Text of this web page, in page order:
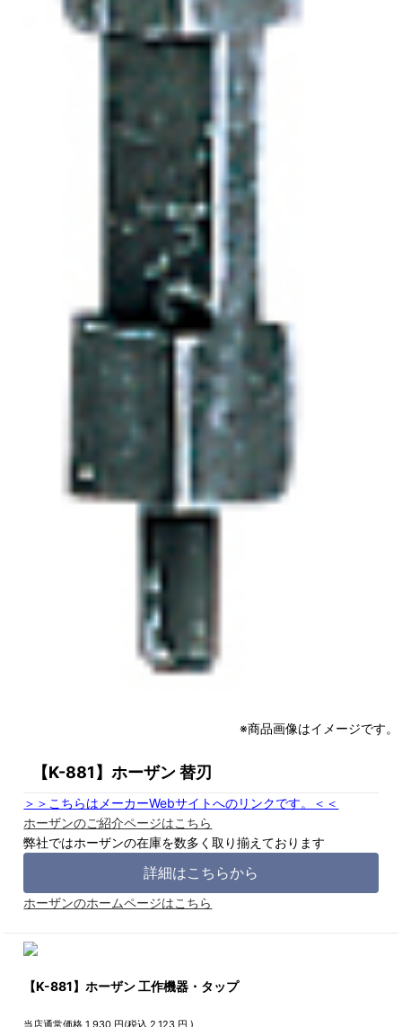
※商品画像はイメージです。
【K-881】ホーザン 替刃
＞＞こちらはメーカーWebサイトへのリンクです。＜＜
ホーザンのご紹介ページはこちら
弊社ではホーザンの在庫を数多く取り揃えております
詳細はこちらから
ホーザンのホームページはこちら
【K-881】ホーザン 工作機器・タップ
当店通常価格 1,930 円(税込 2,123 円 )